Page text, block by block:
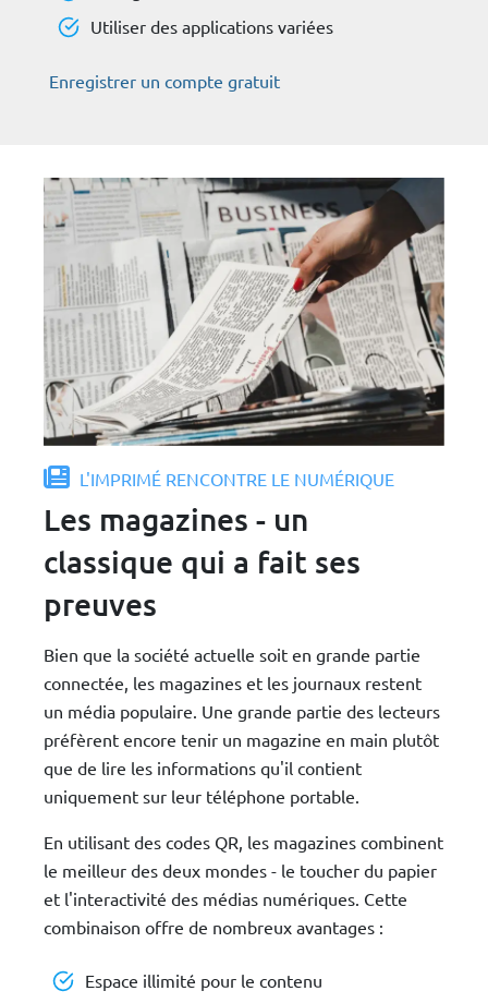
Utiliser des applications variées
Enregistrer un compte gratuit
L'IMPRIMÉ RENCONTRE LE NUMÉRIQUE
Les magazines - un
classique qui a fait ses
preuves
Bien que la société actuelle soit en grande partie
connectée, les magazines et les journaux restent
un média populaire. Une grande partie des lecteurs
préfèrent encore tenir un magazine en main plutôt
que de lire les informations qu'il contient
uniquement sur leur téléphone portable.
En utilisant des codes QR, les magazines combinent
le meilleur des deux mondes - le toucher du papier
et l'interactivité des médias numériques. Cette
combinaison offre de nombreux avantages :
Espace illimité pour le contenu